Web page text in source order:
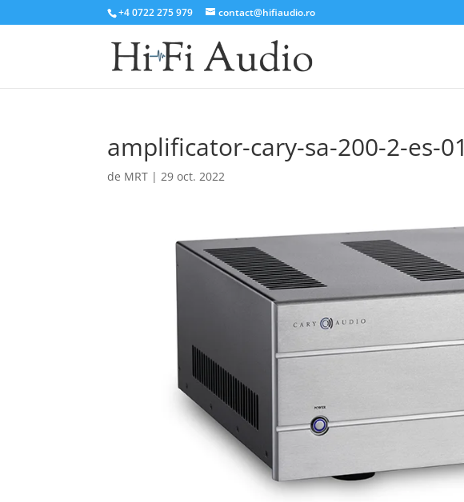
+4 0722 275 979 contact@hifiaudio.ro
amplificator-cary-sa-200-2-es-01
de MRT |29 oct. 2022